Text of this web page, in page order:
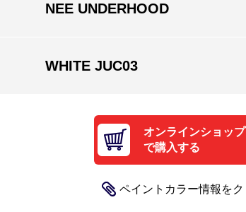
NEE UNDERHOOD
WHITE JUC03
オンラインショップ
で購入する